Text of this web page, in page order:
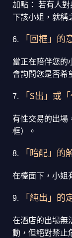
加點： 若有人
下該小姐，就
「回框」的
當正在陪伴您的
會詢問您是否希
「S出」或
有性交易的出場
框）。
「暗配」的
在檯面下，小姐
「純出」的
在酒店的出場無
動，但絕對禁止